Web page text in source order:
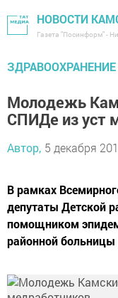
НОВОСТИ
Газета "Посинформ" -
ЗДРАВООХРАНЕНИЕ
Молодежь
СПИДе из уст
Автор, 5 декабря
В рамках
депутаты Детской
помощником
районной больницы